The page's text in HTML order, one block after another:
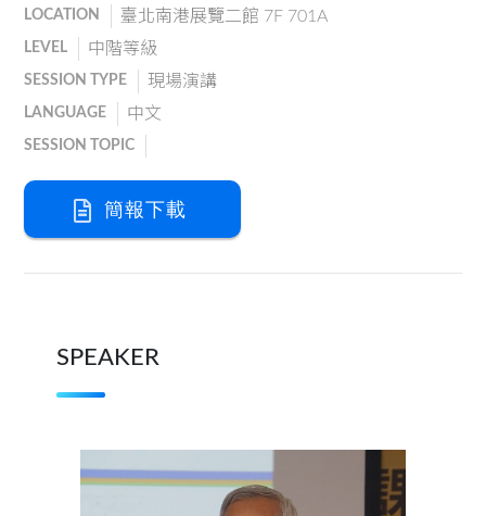
LOCATION 臺北南港展覽二館 7F 701A
LEVEL 中階等級
SESSION TYPE 現場演講
LANGUAGE 中文
SESSION TOPIC
簡報下載
SPEAKER